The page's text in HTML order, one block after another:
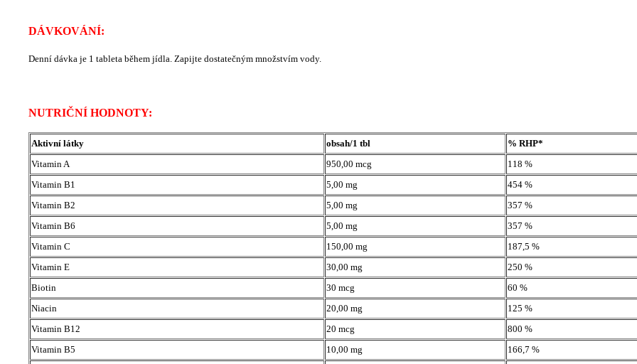
DÁVKOVÁNÍ:
Denní dávka je 1 tableta během jídla. Zapijte dostatečným množstvím vody.
NUTRIČNÍ HODNOTY:
Aktivní látky obsah/1 tbl
% RHP*
Vitamin A
950,00 mcg
118 %
Vitamin B1
5,00 mg
454 %
Vitamin B2
5,00 mg
357 %
Vitamin B6
5,00 mg
357 %
Vitamin C
150,00 mg
187,5 %
Vitamin E
30,00 mg
250 %
Biotin
30 mcg
60 %
Niacin
20,00 mg
125 %
Vitamin B12
20 mcg
800 %
Vitamin B5
10,00 mg
166,7 %